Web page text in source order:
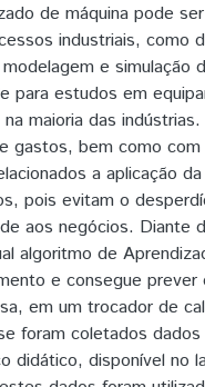
de máquina pode
industriais, como
e simulação
para estudos em
maioria das
gastos, bem como
a aplicação
pois evitam o
aos negócios.
algoritmo de
e consegue
em um trocador de
foram coletados
didático, disponível no